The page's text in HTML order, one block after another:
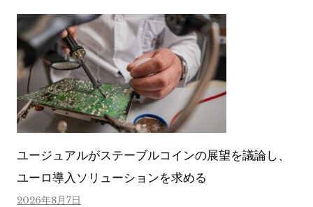
ユージュアルがステーブルコインの展望を議論し、
ユーロ導入ソリューションを求める
2026年8月7日